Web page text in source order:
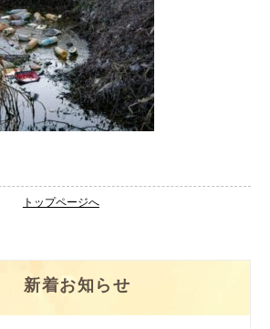
トップページへ
新着お知らせ